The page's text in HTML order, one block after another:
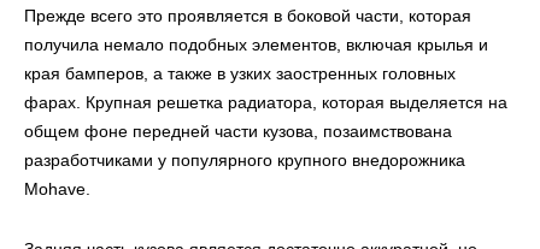
Прежде всего это проявляется в боковой части, которая
получила немало подобных элементов, включая крылья и
края бамперов, а также в узких заостренных головных
фарах. Крупная решетка радиатора, которая выделяется на
общем фоне передней части кузова, позаимствована
разработчиками у популярного крупного внедорожника
Mohave.